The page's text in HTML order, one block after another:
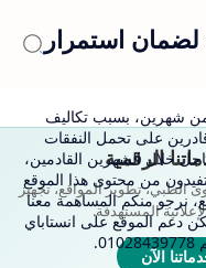
لضمان استمرار
من شهرين، بسبب تكاليف
على تحمل النفقات
خلال الشهرين القادمين،
من محتوى هذا الموقع
نرجو منكم المساهمة معنا
دعم الموقع على انستاباي
الرقمية
الطبي، تطوير المواقع، تجهيز
المستهدفة.
الآن